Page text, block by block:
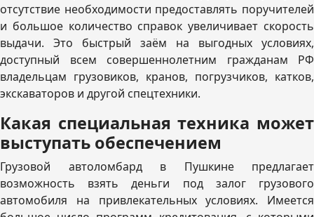
отсутствие необходимости предоставлять поручителей
и большое количество справок увеличивает скорость
выдачи. Это быстрый заём на выгодных условиях,
доступный всем совершеннолетним гражданам РФ
владельцам грузовиков, кранов, погрузчиков, катков,
экскаваторов и другой спецтехники.
Какая специальная техника может
выступать обеспечением
Грузовой автоломбард в Пушкине предлагает
возможность взять деньги под залог грузового
автомобиля на привлекательных условиях. Имеется